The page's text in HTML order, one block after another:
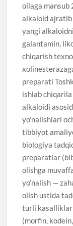
oilaga mansub
alkaloid
yangi
galantamin,
chiqarish
preparati
ishlab
alkaloidi
yo’nalishlari
tibbiyot
biologiya
preparatlar
olishga
yo’nalish —
olish ustida
turli
(morfin,